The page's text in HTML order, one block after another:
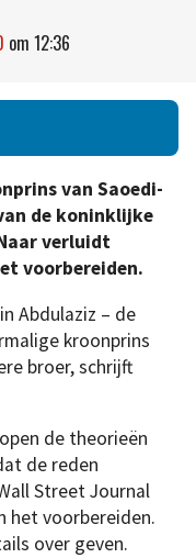
om 12:36
van Saoedi-
de koninklijke
verluidt
voorbereiden.
Abdulaziz – de
kroonprins
broer, schrijft
de theorieën
de reden
Street Journal
het voorbereiden.
over geven.